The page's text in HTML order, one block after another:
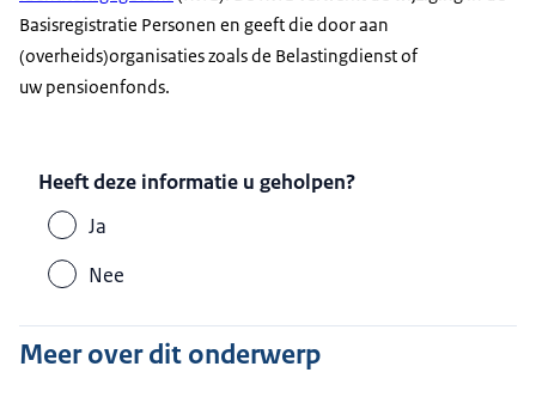
Basisregistratie Personen en geeft die door aan
(overheids)organisaties zoals de Belastingdienst of
uw pensioenfonds.
Heeft deze informatie u geholpen?
Ja
Nee
Meer over dit onderwerp